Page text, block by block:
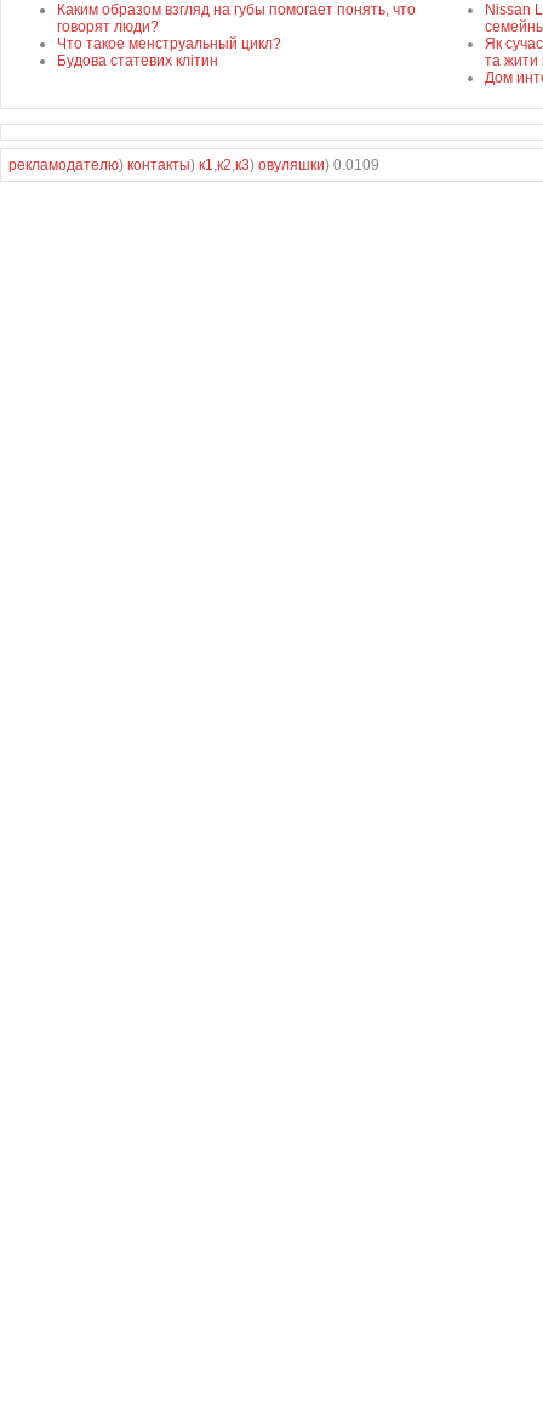
Каким образом взгляд на губы помогает понять, что
говорят люди?
Что такое менструальный цикл?
Будова статевих клітин
Nissan
Як
та жити
Дом
рекламодателю) контакты) к1,к2,к3) овуляшки) 0.0109